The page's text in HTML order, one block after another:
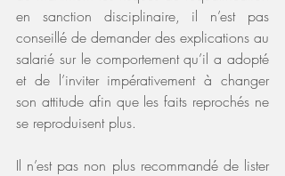
en sanction disciplinaire, il n’est pas
conseillé de demander des explications au
salarié sur le comportement qu’il a adopté
et de l’inviter impérativement à changer
son attitude afin que les faits reprochés ne
se reproduisent plus.
Il n’est pas non plus recommandé de lister